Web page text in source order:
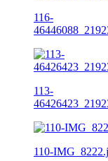
116-
113-
110-